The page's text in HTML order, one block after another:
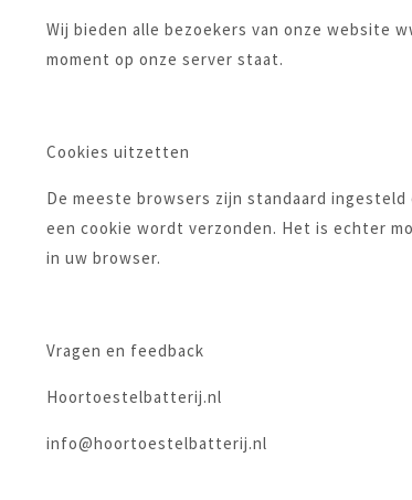
Wij bieden alle bezoekers van onze website
moment op onze server staat.
Cookies uitzetten
De meeste browsers zijn standaard
een cookie wordt verzonden. Het is echter
in uw browser.
Vragen en feedback
Hoortoestelbatterij.nl
info@hoortoestelbatterij.nl